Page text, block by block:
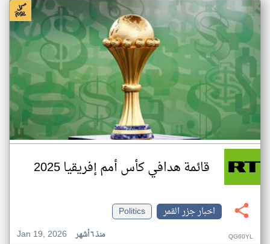
قائمة هدافي كأس أمم إفريقيا 2025
اخبار جزر القمر
Politics
Jan 19, 2026
منذ ٦ أشهر QG60YL